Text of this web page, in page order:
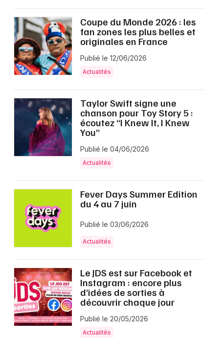
60 - Oise
Choisir mes départements
Mon email
Je m'abonne
Coupe du Monde 2026 : les
fan zones les plus belles et
originales en France
Publié le 12/06/2026
Actualités
Taylor Swift signe une
chanson pour Toy Story 5 :
écoutez “I Knew It, I Knew
You”
Publié le 04/06/2026
Actualités
Fever Days Summer Edition
du 4 au 7 juin
Publié le 03/06/2026
Actualités
Le JDS est sur Facebook et
Instagram : encore plus
d’idées de sorties à
découvrir chaque jour
Publié le 20/05/2026
Actualités